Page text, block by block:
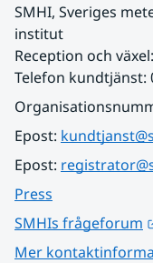
SMHI, Sveriges
institut
Reception och
Telefon kundtjänst:
Epost:
Epost:
Press
SMHIs frågeforum
Mer